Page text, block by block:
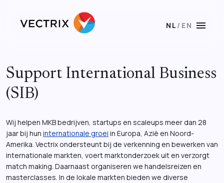
NL / EN menu
Support International Business
(SIB)
Wij helpen MKB bedrijven, startups en scaleups meer dan 28
jaar bij hun internationale groei in Europa, Azië en Noord-
Amerika. Vectrix ondersteunt bij de verkenning en bewerken van
internationale markten, voert marktonderzoek uit en verzorgt
match making. Daarnaast organiseren we handelsreizen en
masterclasses. In de lokale markten bieden we diverse